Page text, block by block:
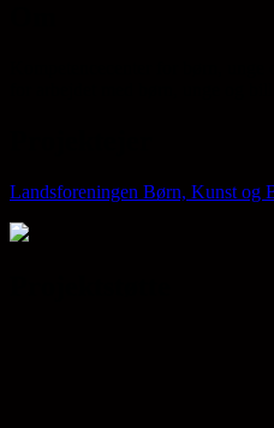
Landsforeningen Børn, Kunst og